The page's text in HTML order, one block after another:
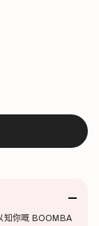
知你嘅 BOOMBA